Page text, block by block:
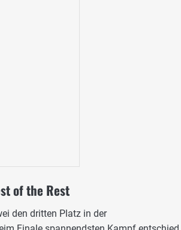
of the Rest
den dritten Platz in der